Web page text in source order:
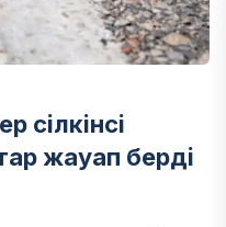
сілкінсі
жауап берді